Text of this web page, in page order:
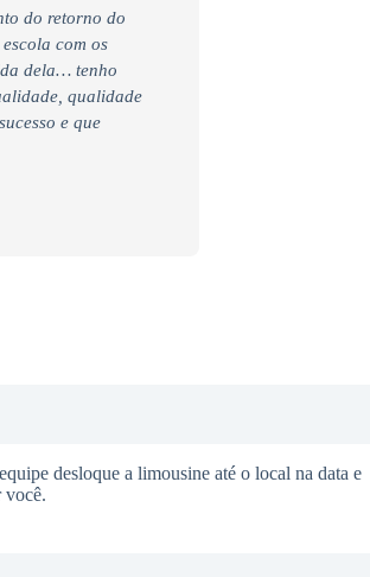
do retorno do
com os
dela… tenho
qualidade
e que
desloque a limousine até o local na data e
você.